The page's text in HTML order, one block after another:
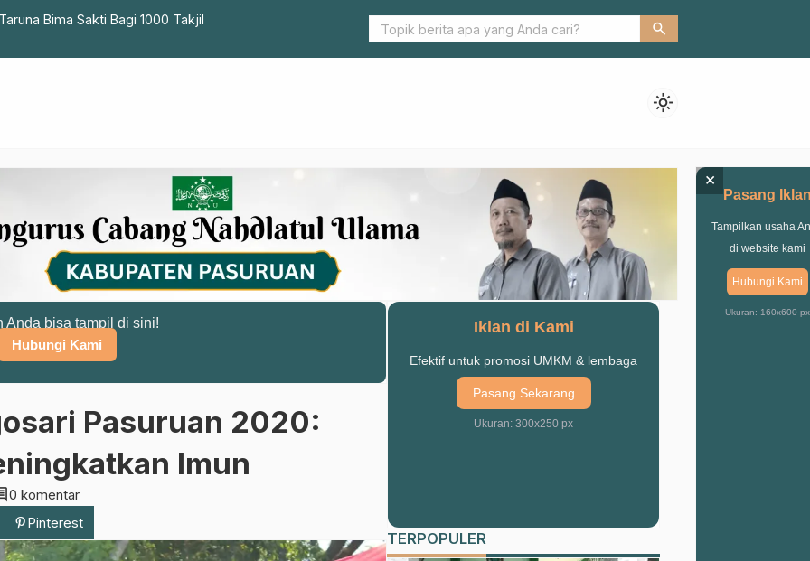
Bima Sakti Bagi 1000 Takjil
Perkuat Profesionalisme Guru Madrasah, Ma’arif NU Kabupaten Pasuruan
Pelatihan PTK
search
light_mode
Anda bisa tampil di sini!
Hubungi Kami
Pasuruan 2020:
Imun
0 komentar
Pinterest
Iklan di Kami
Efektif untuk promosi UMKM & lembaga
Pasang Sekarang
Ukuran: 300x250 px
TERPOPULER
Pasang
Tampilkan usaha
di website kami
Hubungi Kami
Ukuran: 160x600 px
×